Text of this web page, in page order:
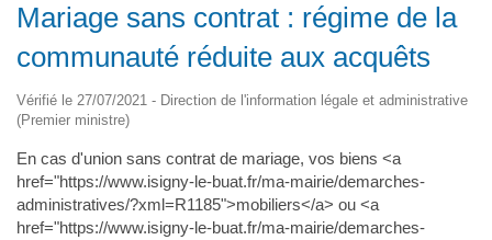
Mariage sans contrat : régime de la
communauté réduite aux acquêts
Vérifié le 27/07/2021 - Direction de l'information légale et administrative
(Premier ministre)
En cas d'union sans contrat de mariage, vos biens <a
href="https://www.isigny-le-buat.fr/ma-mairie/demarches-
administratives/?xml=R1185">mobiliers</a> ou <a
href="https://www.isigny-le-buat.fr/ma-mairie/demarches-